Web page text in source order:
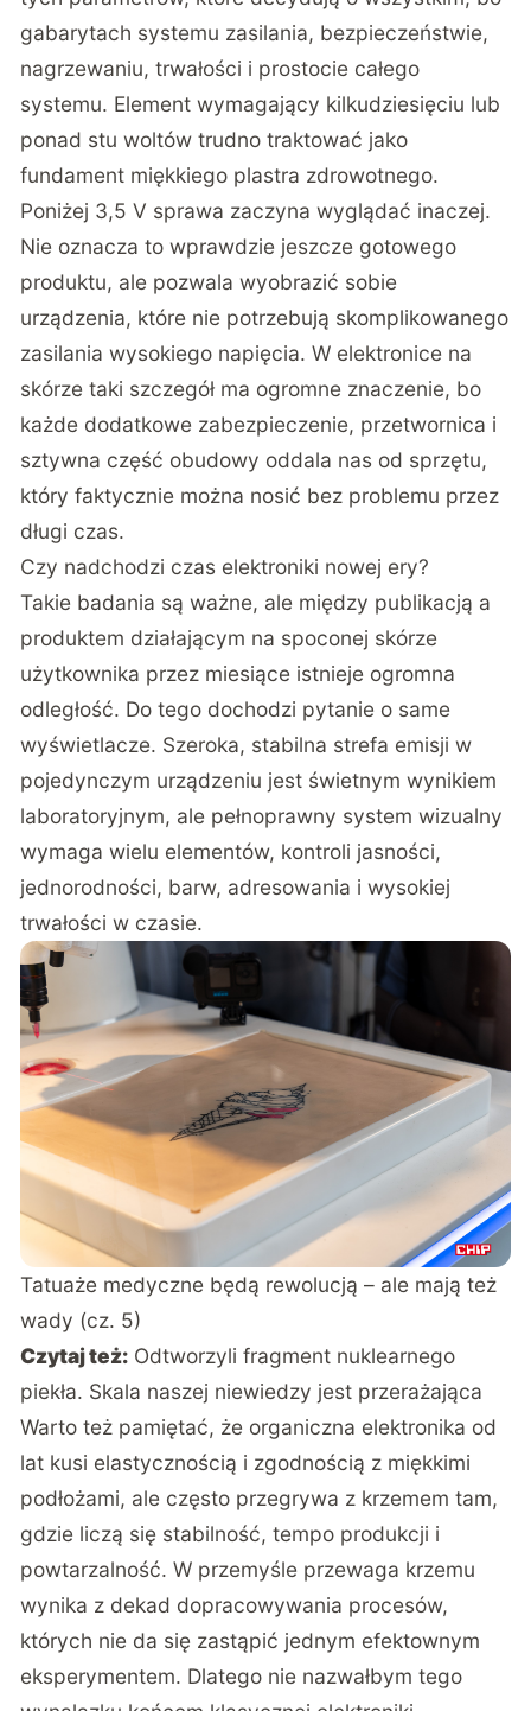
gabarytach systemu zasilania, bezpieczeństwie,
nagrzewaniu, trwałości i prostocie całego
systemu. Element wymagający kilkudziesięciu lub
ponad stu woltów trudno traktować jako
fundament miękkiego plastra zdrowotnego.
Poniżej 3,5 V sprawa zaczyna wyglądać inaczej.
Nie oznacza to wprawdzie jeszcze gotowego
produktu, ale pozwala wyobrazić sobie
urządzenia, które nie potrzebują skomplikowanego
zasilania wysokiego napięcia. W elektronice na
skórze taki szczegół ma ogromne znaczenie, bo
każde dodatkowe zabezpieczenie, przetwornica i
sztywna część obudowy oddala nas od sprzętu,
który faktycznie można nosić bez problemu przez
długi czas.
Czy nadchodzi czas elektroniki nowej ery?
Takie badania są ważne, ale między publikacją a
produktem działającym na spoconej skórze
użytkownika przez miesiące istnieje ogromna
odległość. Do tego dochodzi pytanie o same
wyświetlacze. Szeroka, stabilna strefa emisji w
pojedynczym urządzeniu jest świetnym wynikiem
laboratoryjnym, ale pełnoprawny system wizualny
wymaga wielu elementów, kontroli jasności,
jednorodności, barw, adresowania i wysokiej
trwałości w czasie.
Tatuaże medyczne będą rewolucją – ale mają też
wady (cz. 5)
Czytaj też: Odtworzyli fragment nuklearnego
piekła. Skala naszej niewiedzy jest przerażająca
Warto też pamiętać, że organiczna elektronika od
lat kusi elastycznością i zgodnością z miękkimi
podłożami, ale często przegrywa z krzemem tam,
gdzie liczą się stabilność, tempo produkcji i
powtarzalność. W przemyśle przewaga krzemu
wynika z dekad dopracowywania procesów,
których nie da się zastąpić jednym efektownym
eksperymentem. Dlatego nie nazwałbym tego